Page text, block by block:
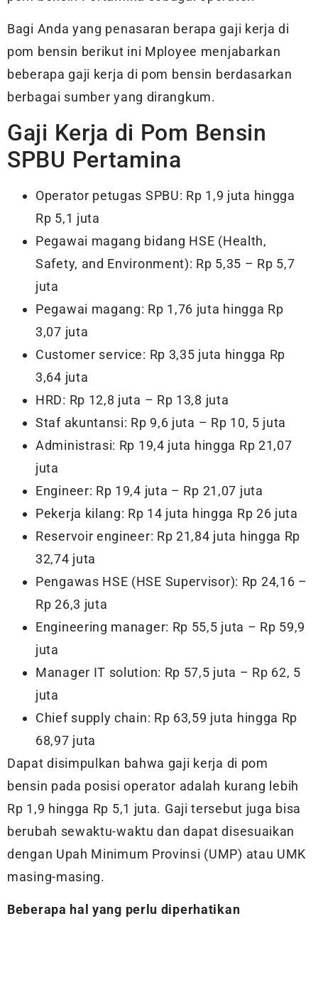
Bagi Anda yang penasaran berapa gaji kerja di
pom bensin berikut ini Mployee menjabarkan
beberapa gaji kerja di pom bensin berdasarkan
berbagai sumber yang dirangkum.
Gaji Kerja di Pom Bensin
SPBU Pertamina
Operator petugas SPBU: Rp 1,9 juta hingga
Rp 5,1 juta
Pegawai magang bidang HSE (Health,
Safety, and Environment): Rp 5,35 – Rp 5,7
juta
Pegawai magang: Rp 1,76 juta hingga Rp
3,07 juta
Customer service: Rp 3,35 juta hingga Rp
3,64 juta
HRD: Rp 12,8 juta – Rp 13,8 juta
Staf akuntansi: Rp 9,6 juta – Rp 10, 5 juta
Administrasi: Rp 19,4 juta hingga Rp 21,07
juta
Engineer: Rp 19,4 juta – Rp 21,07 juta
Pekerja kilang: Rp 14 juta hingga Rp 26 juta
Reservoir engineer: Rp 21,84 juta hingga Rp
32,74 juta
Pengawas HSE (HSE Supervisor): Rp 24,16 –
Rp 26,3 juta
Engineering manager: Rp 55,5 juta – Rp 59,9
juta
Manager IT solution: Rp 57,5 juta – Rp 62, 5
juta
Chief supply chain: Rp 63,59 juta hingga Rp
68,97 juta
Dapat disimpulkan bahwa gaji kerja di pom
bensin pada posisi operator adalah kurang lebih
Rp 1,9 hingga Rp 5,1 juta. Gaji tersebut juga bisa
berubah sewaktu-waktu dan dapat disesuaikan
dengan Upah Minimum Provinsi (UMP) atau UMK
masing-masing.
Beberapa hal yang perlu diperhatikan